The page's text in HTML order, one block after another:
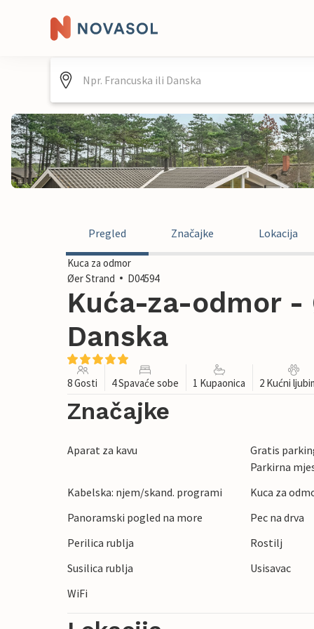
Pregled Značajke Lokacija
Kuca za odmor
Øer Strand
D04594
Kuća-za-odmor -
Danska
8 Gosti 4 Spavaće sobe 1 Kupaonica 2 Kućni
Značajke
Aparat za kavu
Gratis
Parkirna
Kabelska: njem/skand. programi Kuca za
Panoramski pogled na more
Pec na drva
Perilica rublja
Rostilj
Susilica rublja
Usisavac
WiFi